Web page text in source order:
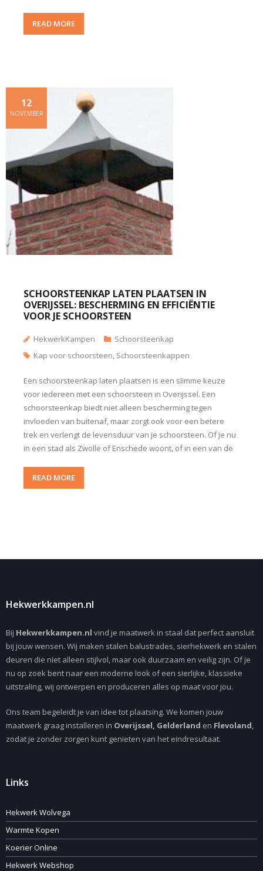
READ MORE
SCHOORSTEENKAP LATEN PLAATSEN IN
OVERIJSSEL: BESCHERMING EN EFFICIËNTIE
VOOR JE SCHOORSTEEN
12
NOVEMBER
HekwerkKampen
Schoorsteenkap
Kap voor schoorsteen, Schoorsteenkappen
Een schoorsteenkap laten plaatsen is een slimme keuze
voor iedereen met een schoorsteen in Overijssel. Een
schoorsteenkap biedt niet alleen bescherming tegen
invloeden van buitenaf, maar zorgt ook voor een betere
trek en verlengt de levensduur van je schoorsteen. Of je nu
in een stad als Zwolle of Enschede woont, of in een van de
READ MORE
Hekwerkkampen.nl
Bij Hekwerkkampen.nl vind je maatwerk in staal dat perfect aansluit
bij jouw wensen. Wij maken stalen balustrades, sierhekwerk en stalen
deuren die niet alleen stijlvol, maar ook duurzaam en veilig zijn. Of je
nu op zoek bent naar een moderne look of een sierlijke, klassieke
uitstraling, wij ontwerpen en produceren alles op maat voor jou.
Ons team begeleidt je van idee tot plaatsing. We komen jouw
maatwerk graag installeren in Overijssel, Gelderland en Flevoland,
zodat je zonder zorgen kunt genieten van het eindresultaat.
Links
Hekwerk Wolvega
Warmte Kopen
Koerier Online
Hekwerk Webshop